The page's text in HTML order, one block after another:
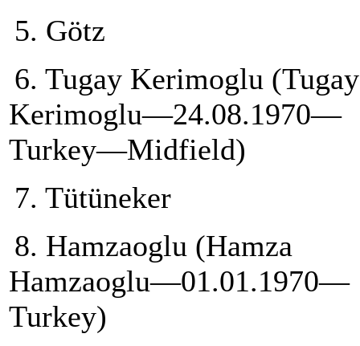
5. Götz
6. Tugay Kerimoglu (Tugay
Kerimoglu—24.08.1970—
Turkey—Midfield)
7. Tütüneker
8. Hamzaoglu (Hamza
Hamzaoglu—01.01.1970—
Turkey)